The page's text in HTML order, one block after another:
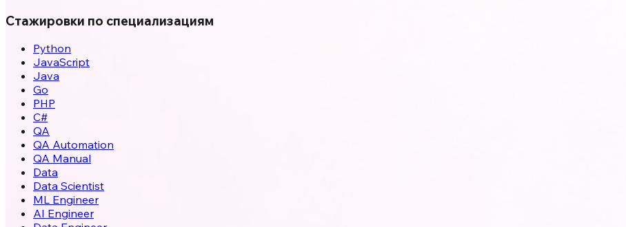
Стажировки по специализациям
Python
JavaScript
Java
Go
PHP
C#
QA
QA Automation
QA Manual
Data
Data Scientist
ML Engineer
AI Engineer